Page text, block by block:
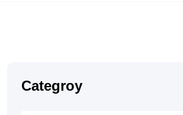
Categroy